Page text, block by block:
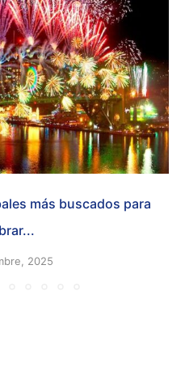
más buscados para
2025